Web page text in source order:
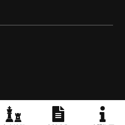
OFFICIAL WEBSITE